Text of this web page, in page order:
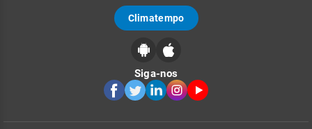
Climatempo
Siga-nos